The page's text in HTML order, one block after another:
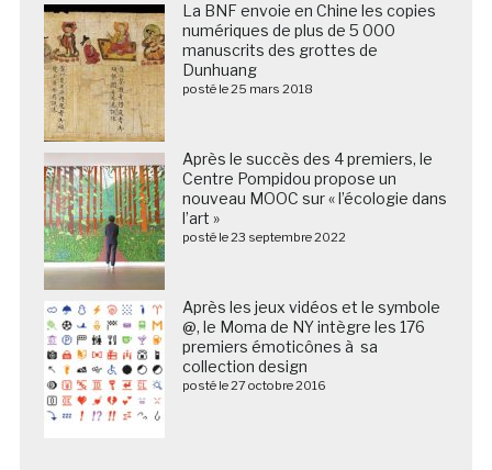
La BNF envoie en Chine les copies
numériques de plus de 5 000
manuscrits des grottes de
Dunhuang
posté le 25 mars 2018
Après le succès des 4 premiers, le
Centre Pompidou propose un
nouveau MOOC sur « l’écologie dans
l’art »
posté le 23 septembre 2022
Après les jeux vidéos et le symbole
@, le Moma de NY intègre les 176
premiers émoticônes à sa
collection design
posté le 27 octobre 2016